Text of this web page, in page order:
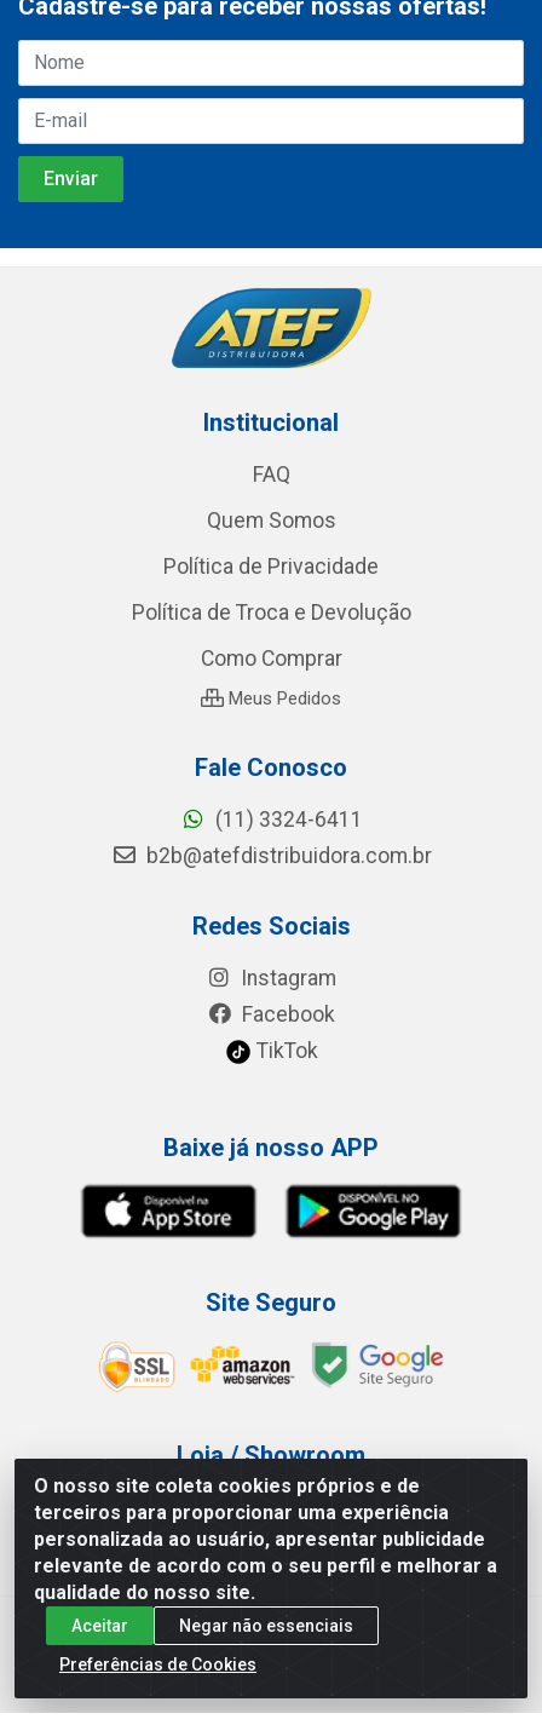
O nosso site coleta cookies próprios e de
terceiros para proporcionar uma experiência
personalizada ao usuário, apresentar publicidade
relevante de acordo com o seu perfil e melhorar a
qualidade do nosso site.
Aceitar
Negar não essenciais
Preferências de Cookies
Cadastre-se para receber nossas ofertas!
Institucional
FAQ
Quem Somos
Política de Privacidade
Política de Troca e Devolução
Como Comprar
Meus Pedidos
Fale Conosco
(11) 3324-6411
b2b@atefdistribuidora.com.br
Redes Sociais
Instagram
Facebook
TikTok
Baixe já nosso APP
Site Seguro
Loja / Showroom
Tel.: (11) 3227-0546
Av Vautier, 587/597 - Pari - São Paulo/SP
Atef Distribuidora LTDA - Av. Vautier, 585/597 - Pari - São
Paulo/SP - CEP 03.032-000 - CNPJ 27.717.135/0001-29